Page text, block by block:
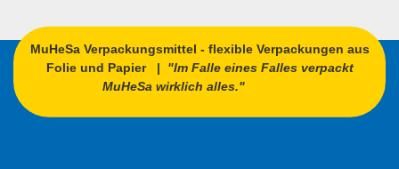
MuHeSa Verpackungsmittel - flexible Verpackungen aus
Folie und Papier | "Im Falle eines Falles verpackt
MuHeSa wirklich alles."